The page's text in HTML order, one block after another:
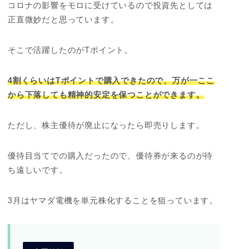
コロナの影響をモロに受けているので投資先としては
正直微妙だと思っています。
そこで活躍したのがTポイント。
4割くらいはTポイントで購入できたので、万が一ここ
から下落しても精神的安定を保つことができます。
ただし、株主優待が廃止になったら即売りします。
優待目当てでの購入だったので、優待券が来るのが待
ち遠しいです。
3月はヤマダ電機を単元株化することを狙っています。